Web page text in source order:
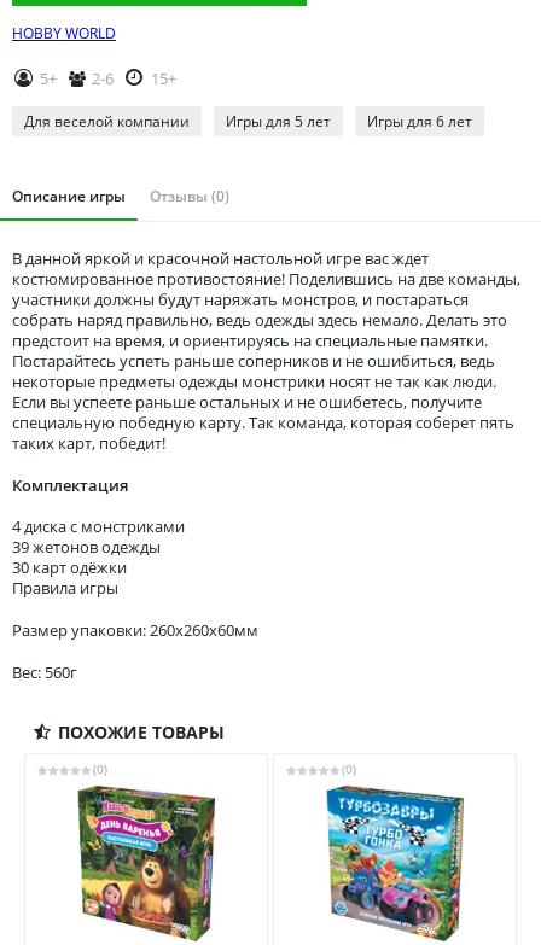
Томская область
Тюменская область
Удмуртия
Ульяновская область
HOBBY WORLD
5+ 2-6 15+
Для веселой компании Игры для 5 лет Игры для 6 лет
Описание игры Отзывы (0)
В данной яркой и красочной настольной игре вас ждет
костюмированное противостояние! Поделившись на две команды,
участники должны будут наряжать монстров, и постараться
собрать наряд правильно, ведь одежды здесь немало. Делать это
предстоит на время, и ориентируясь на специальные памятки.
Постарайтесь успеть раньше соперников и не ошибиться, ведь
некоторые предметы одежды монстрики носят не так как люди.
Если вы успеете раньше остальных и не ошибетесь, получите
специальную победную карту. Так команда, которая соберет пять
таких карт, победит!
Комплектация
4 диска с монстриками
39 жетонов одежды
30 карт одёжки
Правила игры
Размер упаковки: 260x260x60мм
Вес: 560г
ПОХОЖИЕ ТОВАРЫ
(0) (0)